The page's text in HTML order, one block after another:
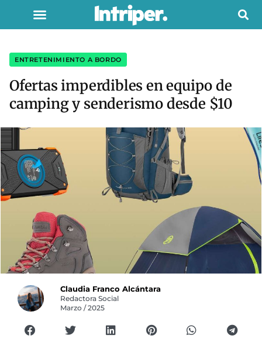
ENTRETENIMIENTO A BORDO
Ofertas imperdibles en equipo de
camping y senderismo desde $10
Claudia Franco Alcántara
Redactora Social
Marzo / 2025